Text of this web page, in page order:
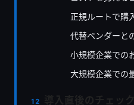
正規ルートで購
代替ベンダーと
小規模企業での
大規模企業での